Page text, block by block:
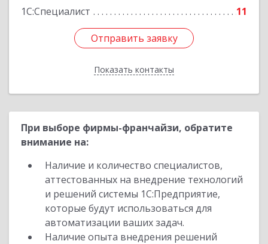
1С:Специалист
11
Отправить заявку
Показать контакты
Отправить заявку
Назад
При выборе фирмы-франчайзи, обратите
внимание на:
Наличие и количество специалистов,
аттестованных на внедрение технологий
и решений системы 1С:Предприятие,
которые будут использоваться для
автоматизации ваших задач.
Наличие опыта внедрения решений